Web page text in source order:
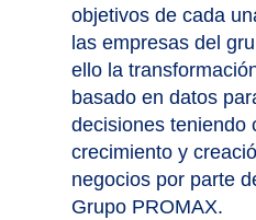
objetivos de cada
las empresas del
ello la
basado en datos
decisiones teniendo
crecimiento y
negocios por parte
Grupo PROMAX.